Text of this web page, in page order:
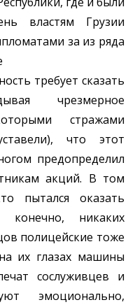
властям Грузии
за из ряда
требует сказать
чрезмерное
стражами
что этот
предопределил
акций. В том
пытался оказать
конечно, никаких
полицейские тоже
их глазах машины
сослуживцев и
эмоционально,